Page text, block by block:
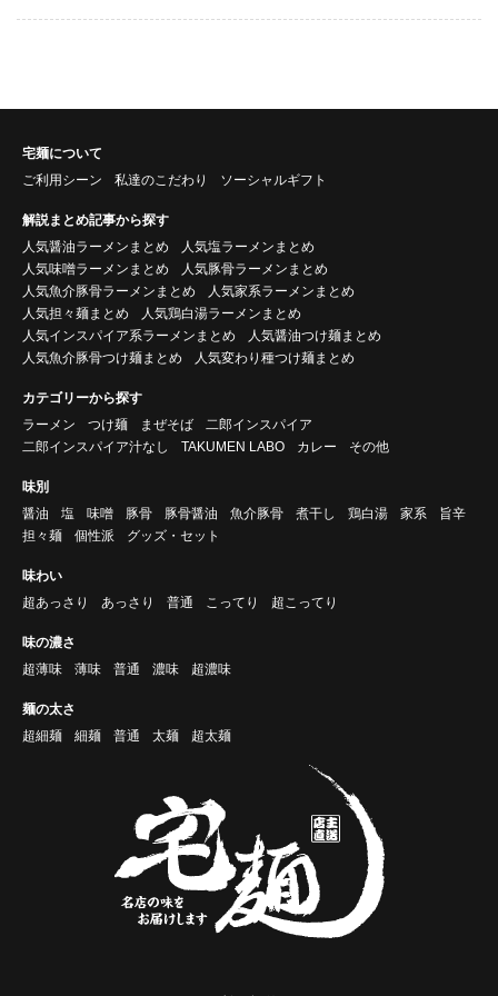
宅麺について
ご利用シーン
私達のこだわり ソーシャルギフト
解説まとめ記事から探す
人気醤油ラーメンまとめ
人気塩ラーメンまとめ
人気味噌ラーメンまとめ
人気豚骨ラーメンまとめ
人気魚介豚骨ラーメンまとめ
人気家系ラーメンまとめ
人気担々麺まとめ
人気鶏白湯ラーメンまとめ
人気インスパイア系ラーメンまとめ
人気醤油つけ麺まとめ
人気魚介豚骨つけ麺まとめ
人気変わり種つけ麺まとめ
カテゴリーから探す
ラーメン
つけ麺 まぜそば
二郎インスパイア
二郎インスパイア汁なし
TAKUMEN LABO カレー その他
味別
醤油
塩 味噌 豚骨 豚骨醤油 魚介豚骨 煮干し 鶏白湯 家系
旨辛
担々麺
個性派 グッズ・セット
味わい
超あっさり
あっさり 普通 こってり 超こってり
味の濃さ
超薄味
薄味 普通 濃味 超濃味
麺の太さ
超細麺
細麺 普通 太麺 超太麺